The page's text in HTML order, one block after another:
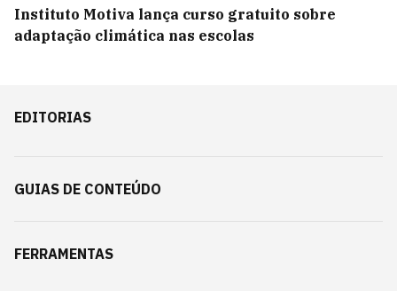
Instituto Motiva lança curso gratuito sobre
adaptação climática nas escolas
EDITORIAS
GUIAS DE CONTEÚDO
FERRAMENTAS